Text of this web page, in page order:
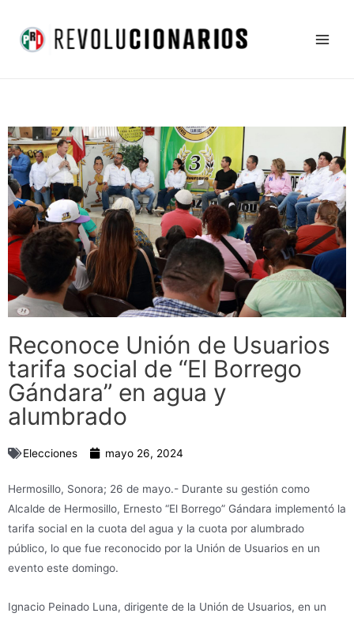
contenido
Reconoce Unión de Usuarios
tarifa social de “El Borrego
Gándara” en agua y
alumbrado
Elecciones mayo 26, 2024
Hermosillo, Sonora; 26 de mayo.- Durante su gestión como
Alcalde de Hermosillo, Ernesto “El Borrego” Gándara implementó la
tarifa social en la cuota del agua y la cuota por alumbrado
público, lo que fue reconocido por la Unión de Usuarios en un
evento este domingo.
Ignacio Peinado Luna, dirigente de la Unión de Usuarios, en un